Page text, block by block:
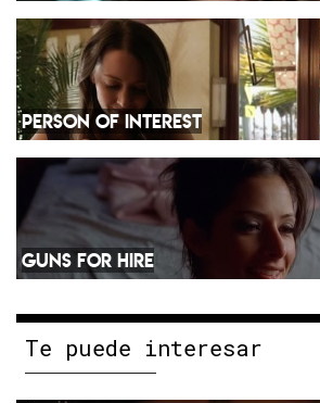
PERSON OF INTEREST
GUNS FOR HIRE
Te puede interesar